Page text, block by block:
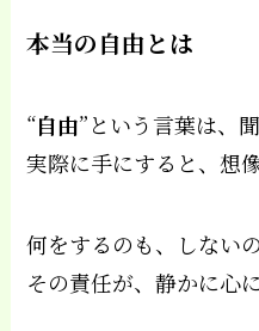
本当の自由とは
“自由”という言葉は、
実際に手にすると、想
何をするのも、しない
その責任が、静かに心